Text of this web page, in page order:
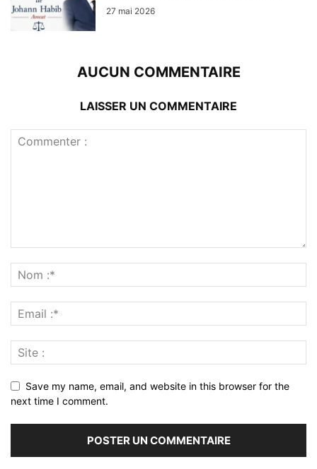
27 mai 2026
AUCUN COMMENTAIRE
LAISSER UN COMMENTAIRE
Save my name, email, and website in this browser for the
next time I comment.